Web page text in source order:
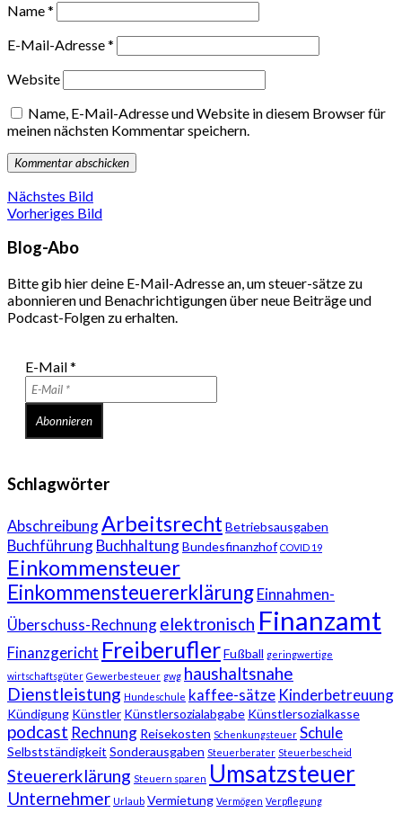
Name*
E-Mail-Adresse*
Website
Name, E-Mail-Adresse und Website in diesem Browser für
meinen nächsten Kommentar speichern.
Nächstes Bild
Vorheriges Bild
Blog-Abo
Bitte gib hier deine E-Mail-Adresse an, um steuer-sätze zu
abonnieren und Benachrichtigungen über neue Beiträge und
Podcast-Folgen zu erhalten.
E-Mail*
Schlagwörter
AbschreibungArbeitsrecht Betriebsausgaben
BuchführungBuchhaltungBundesfinanzhof COVID 19
Einkommensteuer
EinkommensteuererklärungEinnahmen-
Überschuss-Rechnungelektronisch Finanzamt
Finanzgericht FreiberuflerFußball geringwertige
wirtschaftsgüter Gewerbesteuer gwg haushaltsnahe
Dienstleistung Hundeschule kaffee-sätze Kinderbetreuung
Kündigung Künstler Künstlersozialabgabe Künstlersozialkasse
podcast Rechnung Reisekosten Schenkungsteuer Schule
Selbstständigkeit Sonderausgaben Steuerberater Steuerbescheid
Steuererklärung Steuern sparen Umsatzsteuer
Unternehmer Urlaub Vermietung Vermögen Verpflegung